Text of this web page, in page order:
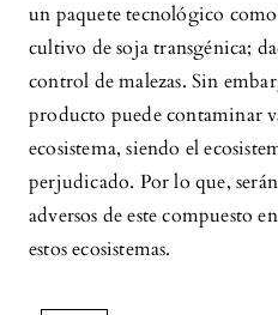
un paquete tecnológico
cultivo de soja transgénica;
control de malezas. Sin
producto puede contaminar
ecosistema, siendo el
perjudicado. Por lo que,
adversos de este compuesto
estos ecosistemas.